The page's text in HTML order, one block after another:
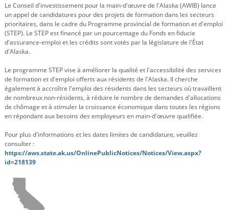
Le Conseil d'investissement pour la main-d'œuvre de l'Alaska (AWIB) lance
un appel de candidatures pour des projets de formation dans les secteurs
prioritaires, dans le cadre du Programme provincial de formation et d'emploi
(STEP). Le STEP est financé par un pourcentage du Fonds en fiducie
d'assurance-emploi et les crédits sont votés par la législature de l'État
d'Alaska.
Le programme STEP vise à améliorer la qualité et l'accessibilité des services
de formation et d'emploi offerts aux résidents de l'Alaska. Il cherche
également à accroître l'emploi des résidents dans les secteurs où travaillent
de nombreux non-résidents, à réduire le nombre de demandes d'allocations
de chômage et à stimuler la croissance économique dans toutes les régions
en répondant aux besoins des employeurs en main-d'œuvre qualifiée.
Pour plus d'informations et les dates limites de candidature, veuillez
consulter :
https://aws.state.ak.us/OnlinePublicNotices/Notices/View.aspx?
id=218139